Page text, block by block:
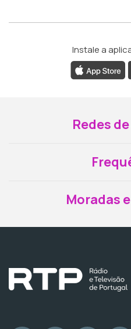
Instale a
Redes
Moradas